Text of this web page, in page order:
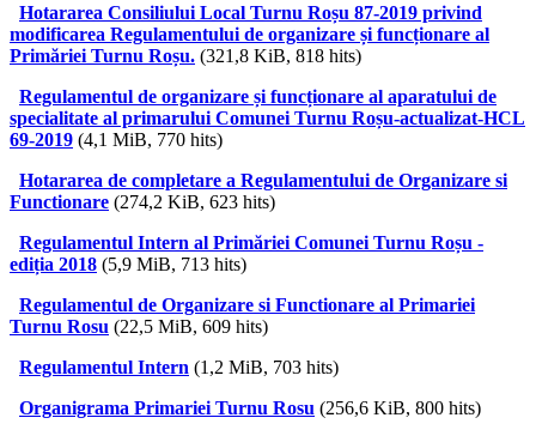
Hotararea Consiliului Local Turnu Roșu 87-2019 privind
modificarea Regulamentului de organizare și funcționare al
Primăriei Turnu Roșu. (321,8 KiB, 818 hits)
Regulamentul de organizare și funcționare al aparatului de
specialitate al primarului Comunei Turnu Roșu-actualizat-HCL
69-2019 (4,1 MiB, 770 hits)
Hotararea de completare a Regulamentului de Organizare si
Functionare (274,2 KiB, 623 hits)
Regulamentul Intern al Primăriei Comunei Turnu Roșu -
ediția 2018 (5,9 MiB, 713 hits)
Regulamentul de Organizare si Functionare al Primariei
Turnu Rosu (22,5 MiB, 609 hits)
Regulamentul Intern (1,2 MiB, 703 hits)
Organigrama Primariei Turnu Rosu (256,6 KiB, 800 hits)